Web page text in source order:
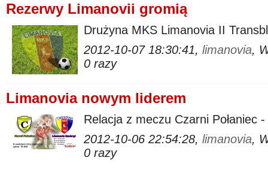
Rezerwy Limanovii gromią
Drużyna MKS Limanovia II
2012-10-07 18:30:41, limanovia,
0 razy
Limanovia nowym liderem
Relacja z meczu Czarni Połaniec
2012-10-06 22:54:28, limanovia,
0 razy